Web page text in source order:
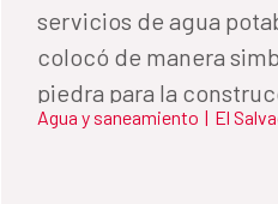
servicios de agua
colocó de manera
piedra para la
sistema de agua
Agua y saneamiento | El